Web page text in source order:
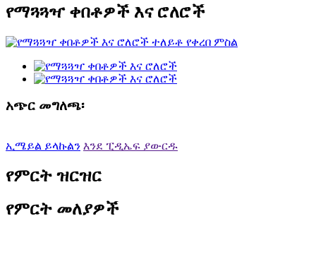
የማጓጓዣ ቀበቶዎች እና ሮለሮች
አጭር መግለጫ፡
ኢሜይል ይላኩልን እንደ ፒዲኤፍ ያውርዱ
የምርት ዝርዝር
የምርት መለያዎች